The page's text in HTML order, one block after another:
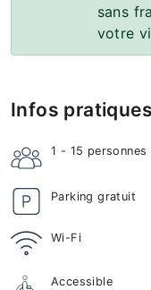
sans
votre
Infos pratiques
1 - 15 personnes
Parking gratuit
Wi-Fi
Accessible